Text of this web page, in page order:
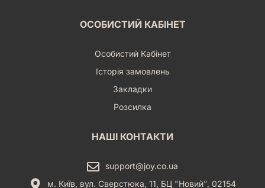
ОСОБИСТИЙ КАБІНЕТ
Особистий Кабінет
Історія замовлень
Закладки
Розсилка
НАШІ КОНТАКТИ
support@joy.co.ua
м. Київ, вул. Сверстюка, 11, БЦ "Новий", 02154